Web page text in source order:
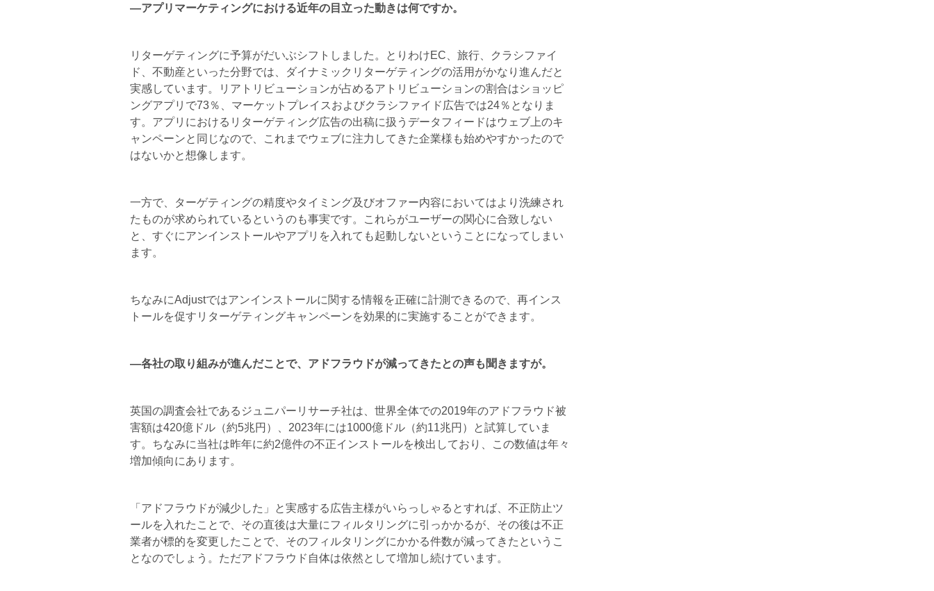
―アプリマーケティングにおける近年の目立った動きは何ですか。
リターゲティングに予算がだいぶシフトしました。とりわけEC、旅行、クラシファイ
ド、不動産といった分野では、ダイナミックリターゲティングの活用がかなり進んだと
実感しています。リアトリビューションが占めるアトリビューションの割合はショッピ
ングアプリで73％、マーケットプレイスおよびクラシファイド広告では24％となりま
す。アプリにおけるリターゲティング広告の出稿に扱うデータフィードはウェブ上のキ
ャンペーンと同じなので、これまでウェブに注力してきた企業様も始めやすかったので
はないかと想像します。
一方で、ターゲティングの精度やタイミング及びオファー内容においてはより洗練され
たものが求められているというのも事実です。これらがユーザーの関心に合致しない
と、すぐにアンインストールやアプリを入れても起動しないということになってしまい
ます。
ちなみにAdjustではアンインストールに関する情報を正確に計測できるので、再インス
トールを促すリターゲティングキャンペーンを効果的に実施することができます。
―各社の取り組みが進んだことで、アドフラウドが減ってきたとの声も聞きますが。
英国の調査会社であるジュニパーリサーチ社は、世界全体での2019年のアドフラウド被
害額は420億ドル（約5兆円）、2023年には1000億ドル（約11兆円）と試算していま
す。ちなみに当社は昨年に約2億件の不正インストールを検出しており、この数値は年々
増加傾向にあります。
「アドフラウドが減少した」と実感する広告主様がいらっしゃるとすれば、不正防止ツ
ールを入れたことで、その直後は大量にフィルタリングに引っかかるが、その後は不正
業者が標的を変更したことで、そのフィルタリングにかかる件数が減ってきたというこ
となのでしょう。ただアドフラウド自体は依然として増加し続けています。